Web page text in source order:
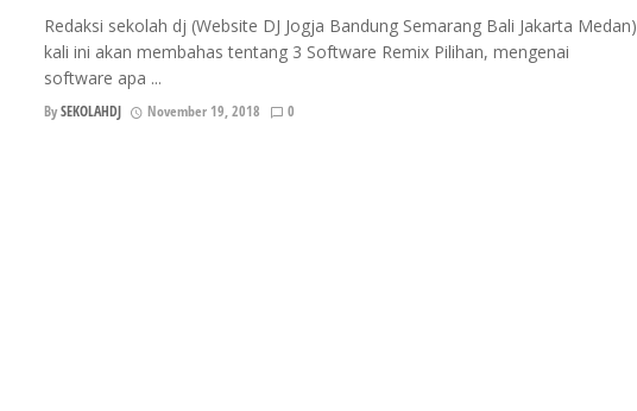
Redaksi sekolah dj (Website DJ Jogja Bandung Semarang Bali Jakarta Medan)
kali ini akan membahas tentang 3 Software Remix Pilihan, mengenai
software apa ...
BySEKOLAHDJ November 19, 2018 0